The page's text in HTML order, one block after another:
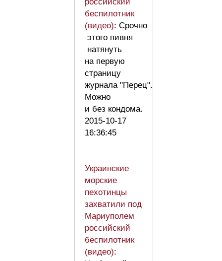
беспилотник
(видео): Срочно
этого пивня
натянуть
на первую
страницу
журнала "Перец".
Можно
и без кондома.
2015-10-17
16:36:45
Украинские
морские
пехотинцы
захватили под
Мариуполем
российский
беспилотник
(видео):